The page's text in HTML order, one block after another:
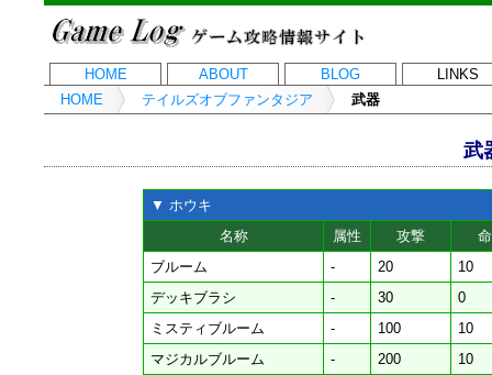
HOME ABOUT BLOG
LINKS
HOME
テイルズオブファンタジア 武器
武
▼ ホウキ
名称
属性 攻撃
ブルーム
- 20
10
デッキブラシ
- 30
0
ミスティブルーム
- 100
10
マジカルブルーム
- 200
10